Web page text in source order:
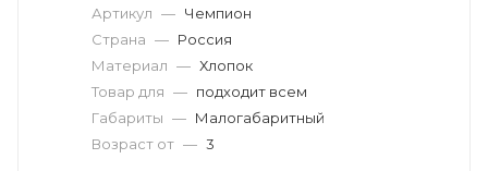
Артикул — Чемпион
Страна — Россия
Материал — Хлопок
Товар для — подходит всем
Габариты — Малогабаритный
Возраст от — 3